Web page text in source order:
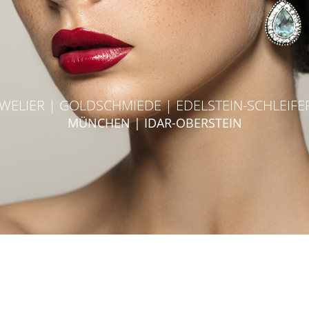
| GOLDSCHMIEDE | EDELSTEIN-
MÜNCHEN | IDAR-OBERSTEIN